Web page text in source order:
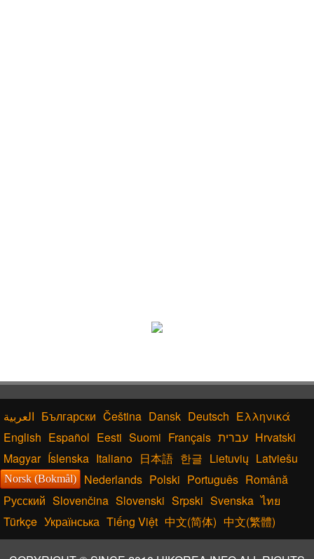
Български Čeština Dansk Deutsch Ελληνικά
English Español Eesti Suomi Français עברית Hrvatski
Magyar Íslenska Italiano 日本語 한글 Lietuvių Latviešu
Norsk (Bokmål) Nederlands Polski Português Română
Русский Slovenčina Slovenski Srpski Svenska ไทย
Türkçe Українська Tiếng Việt 中文(简体) 中文(繁體)